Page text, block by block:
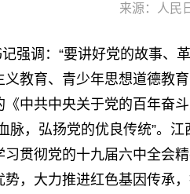
来源：人民
强调：“要讲好党的故事、
教育、青少年思想道德教
《中共中央关于党的百年奋
脉，弘扬党的优良传统”。
习贯彻党的十九届六中全会
势，大力推进红色基因传承